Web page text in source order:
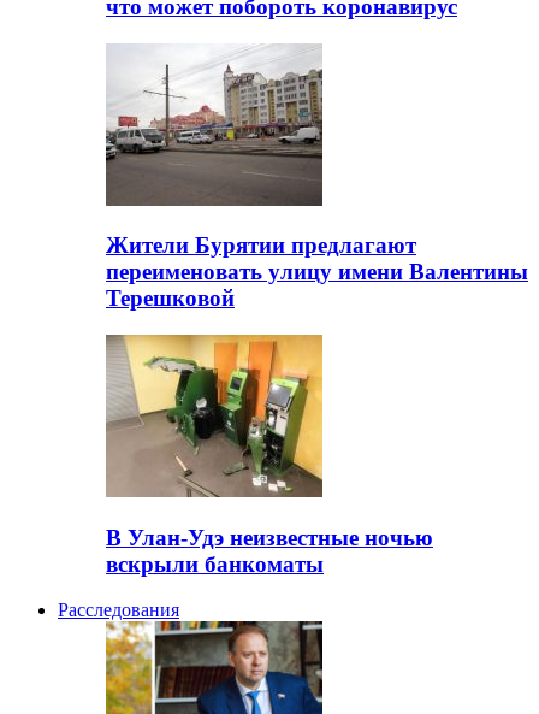
что может побороть коронавирус
Жители Бурятии предлагают
переименовать улицу имени Валентины
Терешковой
В Улан-Удэ неизвестные ночью
вскрыли банкоматы
Расследования